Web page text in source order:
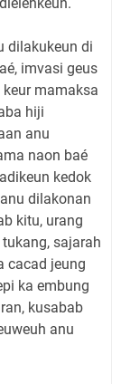
dilakukeun di
imvasi geus
mamaksa
hiji
anu
naon baé
kedok
dilakonan
kitu, urang
sajarah
cacad jeung
ka embung
kusabab
anu